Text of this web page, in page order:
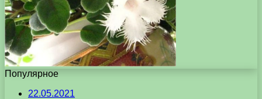
Популярное
22.05.2021